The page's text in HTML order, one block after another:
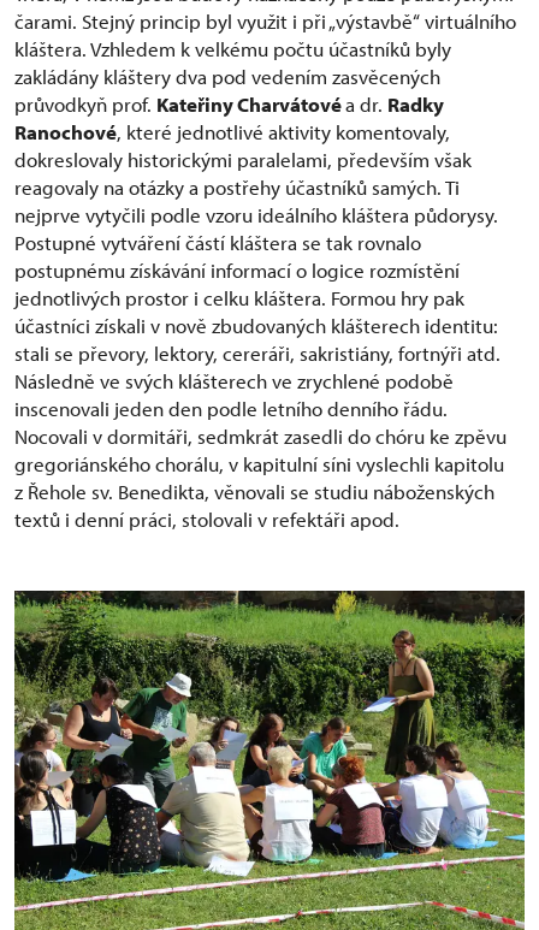
čarami. Stejný princip byl využit i při „výstavbě“ virtuálního
kláštera. Vzhledem k velkému počtu účastníků byly
zakládány kláštery dva pod vedením zasvěcených
průvodkyň prof. Kateřiny Charvátovéa dr. Radky
Ranochové, které jednotlivé aktivity komentovaly,
dokreslovaly historickými paralelami, především však
reagovaly na otázky a postřehy účastníků samých. Ti
nejprve vytyčili podle vzoru ideálního kláštera půdorysy.
Postupné vytváření částí kláštera se tak rovnalo
postupnému získávání informací o logice rozmístění
jednotlivých prostor i celku kláštera. Formou hry pak
účastníci získali v nově zbudovaných klášterech identitu:
stali se převory, lektory, cereráři, sakristiány, fortnýři atd.
Následně ve svých klášterech ve zrychlené podobě
inscenovali jeden den podle letního denního řádu.
Nocovali v dormitáři, sedmkrát zasedli do chóru ke zpěvu
gregoriánského chorálu, v kapitulní síni vyslechli kapitolu
z Řehole sv. Benedikta, věnovali se studiu náboženských
textů i denní práci, stolovali v refektáři apod.